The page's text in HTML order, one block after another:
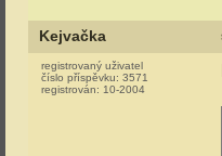
Kejvačka
registrovaný uživatel
číslo příspěvku: 3571
registrován: 10-2004